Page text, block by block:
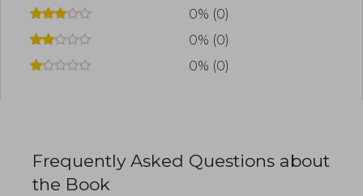
0% (0)
0% (0)
0% (0)
Frequently Asked Questions about
the Book